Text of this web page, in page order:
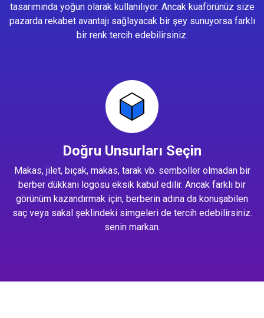
tasarımında yoğun olarak kullanılıyor. Ancak kuaförünüz size
pazarda rekabet avantajı sağlayacak bir şey sunuyorsa farklı
bir renk tercih edebilirsiniz.
Doğru Unsurları Seçin
Makas, jilet, bıçak, makas, tarak vb. semboller olmadan bir
berber dükkanı logosu eksik kabul edilir. Ancak farklı bir
görünüm kazandırmak için, berberin adına da konuşabilen
saç veya sakal şeklindeki simgeleri de tercih edebilirsiniz.
senin markan.